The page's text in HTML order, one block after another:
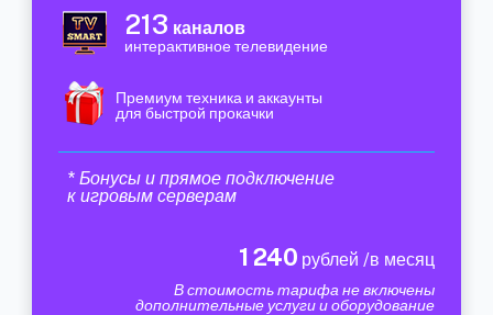
213 каналов
интерактивное телевидение
Премиум техника и аккаунты
для быстрой прокачки
* Бонусы и прямое подключение
к игровым серверам
1 240 рублей /в месяц
В стоимость тарифа не включены
дополнительные услуги и оборудование